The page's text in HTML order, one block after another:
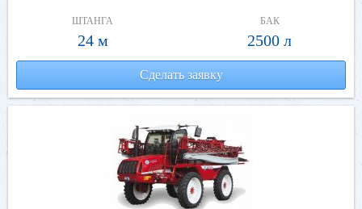
ШТАНГА
24 м
БАК
2500 л
Сделать заявку